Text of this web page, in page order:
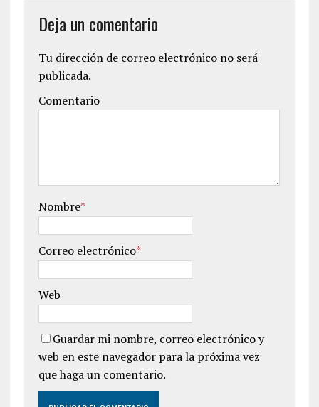
Deja un comentario
Tu dirección de correo electrónico no será
publicada.
Comentario
Nombre*
Correo electrónico*
Web
Guardar mi nombre, correo electrónico y
web en este navegador para la próxima vez
que haga un comentario.